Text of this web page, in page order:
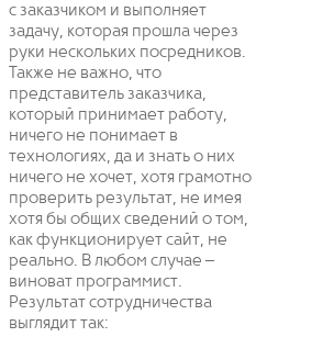
с заказчиком и выполняет
задачу, которая прошла через
руки нескольких посредников.
Также не важно, что
представитель заказчика,
который принимает работу,
ничего не понимает в
технологиях, да и знать о них
ничего не хочет, хотя грамотно
проверить результат, не имея
хотя бы общих сведений о том,
как функционирует сайт, не
реально. В любом случае –
виноват программист.
Результат сотрудничества
выглядит так: